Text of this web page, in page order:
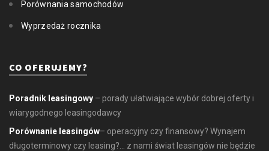
Porównania samochodów
Wyprzedaż rocznika
CO OFERUJEMY?
Poradnik leasingowy – porady ułatwiające wybór dobrej oferty i
wiarygodnego leasingodawcy
Porównanie leasingów– operacyjny czy finansowy? Wynajem
długoterminowy czy leasing?... z nami świat leasingów nie będzie